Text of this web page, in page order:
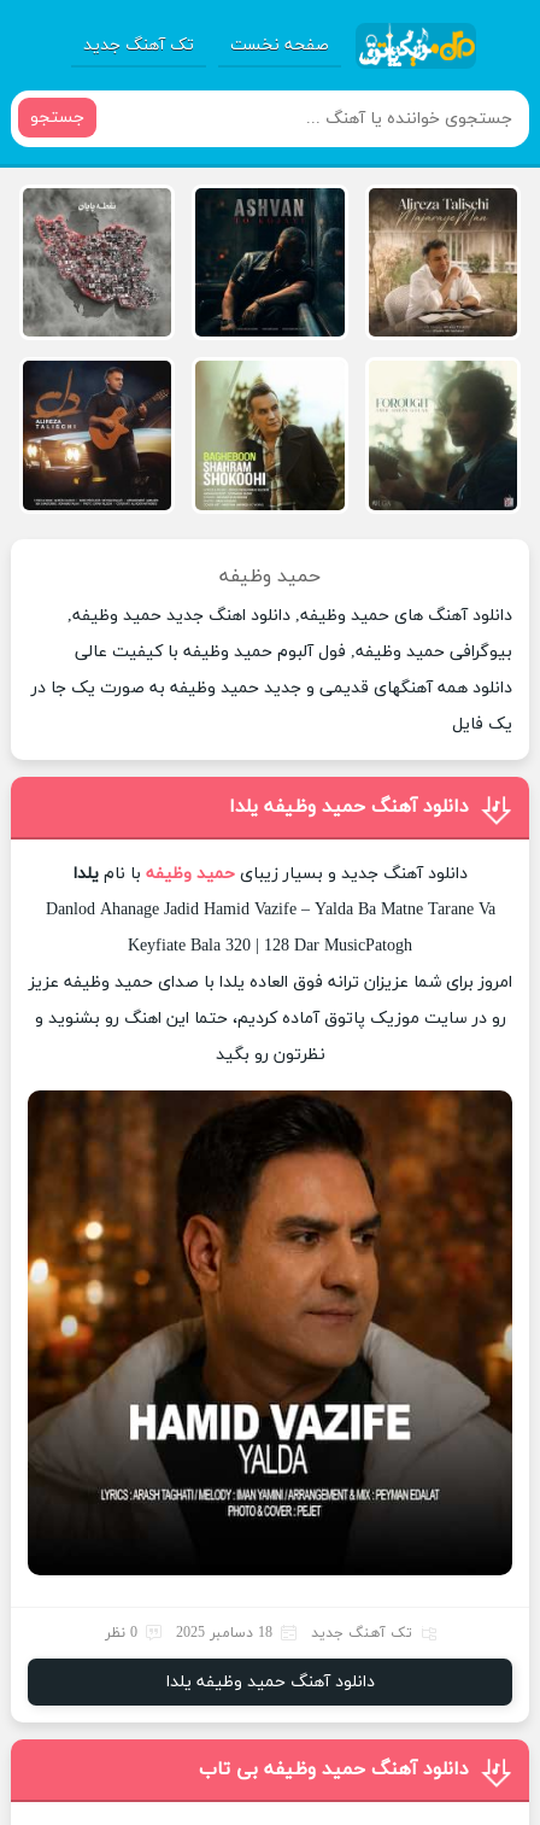
صفحه نخست تک آهنگ جدید
جستجو
حمید وظیفه
دانلود آهنگ های حمید وظیفه, دانلود اهنگ جدید حمید وظیفه,
بیوگرافی حمید وظیفه, فول آلبوم حمید وظیفه با کیفیت عالی
دانلود همه آهنگهای قدیمی و جدید حمید وظیفه به صورت یک جا در
یک فایل
دانلود آهنگ حمید وظیفه یلدا
دانلود آهنگ جدید و بسیار زیبایحمید وظیفه با نامیلدا
Danlod Ahanage Jadid Hamid Vazife – Yalda Ba Matne Tarane Va
Keyfiate Bala 320 | 128 Dar MusicPatogh
امروز برای شما عزیزان ترانه فوق العاده یلدا با صدای حمید وظیفه عزیز
رو در سایت موزیک پاتوق آماده کردیم، حتما این اهنگ رو بشنوید و
نظرتون رو بگید
تک آهنگ جدید 18 دسامبر 2025 0 نظر
دانلود آهنگ حمید وظیفه یلدا
دانلود آهنگ حمید وظیفه بی تاب